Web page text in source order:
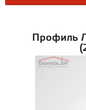
Профиль